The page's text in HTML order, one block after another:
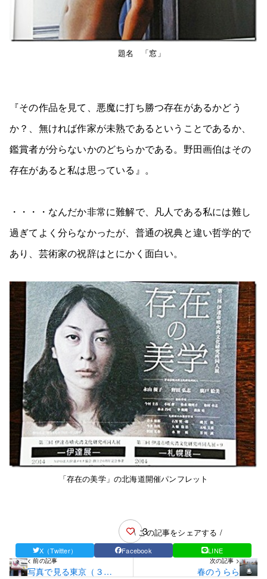
題名 「窓」
『その作品を見て、悪魔に打ち勝つ存在があるかどう
か？、無ければ作家が未熟であるということであるか、
鑑賞者が分らないかのどちらかである。野田画伯はその
存在があると私は思っている』。
・・・・なんだか非常に難解で、凡人である私には難し
過ぎてよく分らなかったが、普通の祝典と違い哲学的で
あり、芸術家の祝辞はとにかく面白い。
「存在の美学」の北海道開催パンフレット
3
\ この記事をシェアする /
X（Twitter） Facebook LINE
< 前の記事
写真で見る東京（３
次の記事 >
春のうらら